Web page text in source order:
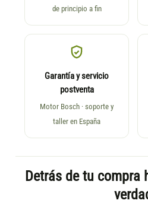
de principio a fin
Garantía y servicio
postventa
Motor Bosch · soporte y
taller en España
Detrás de tu compra